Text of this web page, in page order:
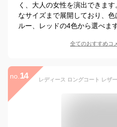
く、大人の女性を演出できま
なサイズまで展開しており、
ルー、レッドの4色から選べます
全てのおすすめコ
no. 14